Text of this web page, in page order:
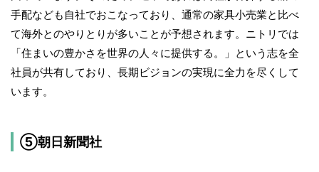
手配なども自社でおこなっており、通常の家具小売業と比べ
て海外とのやりとりが多いことが予想されます。ニトリでは
「住まいの豊かさを世界の人々に提供する。」という志を全
社員が共有しており、長期ビジョンの実現に全力を尽くして
います。
⑤朝日新聞社